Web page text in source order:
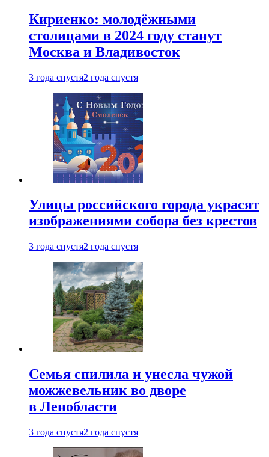
Кириенко: молодёжными
столицами в 2024 году станут
Москва и Владивосток
3 года спустя2 года спустя
Улицы российского города украсят
изображениями собора без крестов
3 года спустя2 года спустя
Семья спилила и унесла чужой
можжевельник во дворе
в Ленобласти
3 года спустя2 года спустя